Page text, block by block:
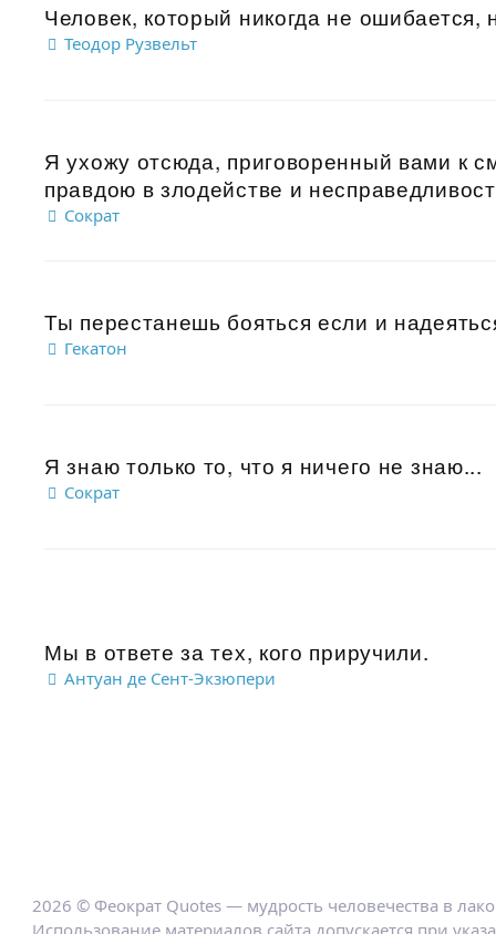
Человек, который никогда не ошибается,
Теодор Рузвельт
Я ухожу отсюда, приговоренный вами к
правдою в злодействе и
Сократ
Ты перестанешь бояться если и
Гекатон
Я знаю только то, что я ничего не знаю...
Сократ
Мы в ответе за тех, кого приручили.
Антуан де Сент-Экзюпери
2026 © Феократ Quotes — мудрость человечества в